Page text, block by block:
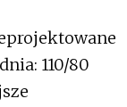
110/80